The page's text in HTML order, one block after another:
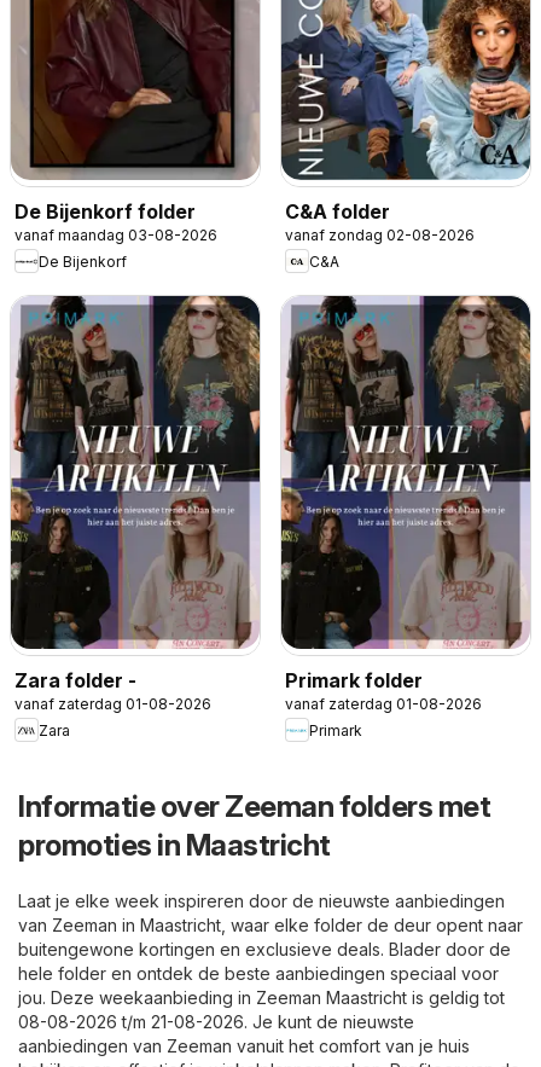
De Bijenkorf folder
vanaf maandag 03-08-2026
De Bijenkorf
C&A folder
vanaf zondag 02-08-2026
C&A
Zara folder -
vanaf zaterdag 01-08-2026
Zara
Primark folder
vanaf zaterdag 01-08-2026
Primark
Informatie over Zeeman folders met
promoties in Maastricht
Laat je elke week inspireren door de nieuwste aanbiedingen
van Zeeman in Maastricht, waar elke folder de deur opent naar
buitengewone kortingen en exclusieve deals. Blader door de
hele folder en ontdek de beste aanbiedingen speciaal voor
jou. Deze weekaanbieding in Zeeman Maastricht is geldig tot
08-08-2026 t/m 21-08-2026. Je kunt de nieuwste
aanbiedingen van Zeeman vanuit het comfort van je huis